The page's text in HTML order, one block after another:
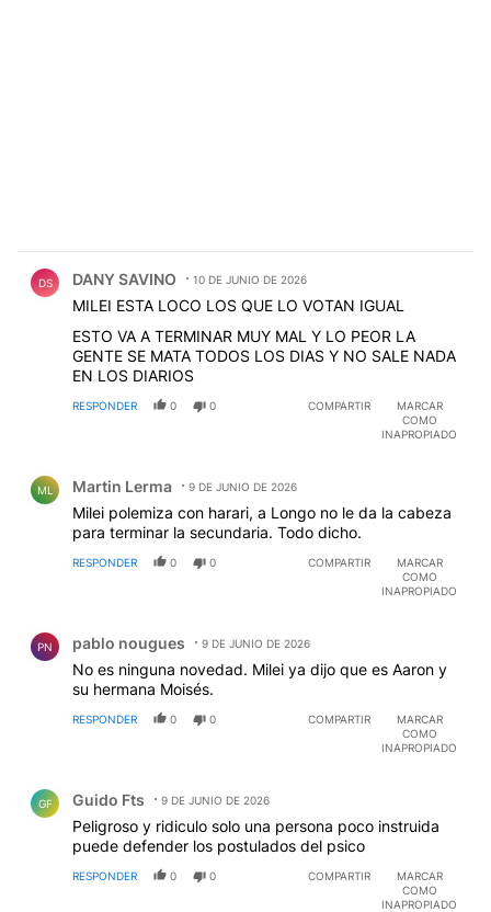
DS DANY SAVINO 10 DE JUNIO DE 2026
MILEI ESTA LOCO LOS QUE LO VOTAN IGUAL
ESTO VA A TERMINAR MUY MAL Y LO PEOR LA
GENTE SE MATA TODOS LOS DIAS Y NO SALE NADA
EN LOS DIARIOS
RESPONDER 0 0 COMPARTIR
MARCAR
COMO
INAPROPIADO
ML Martin Lerma 9 DE JUNIO DE 2026
Milei polemiza con harari, a Longo no le da la cabeza
para terminar la secundaria. Todo dicho.
RESPONDER 0 0 COMPARTIR
MARCAR
COMO
INAPROPIADO
PN pablo nougues 9 DE JUNIO DE 2026
No es ninguna novedad. Milei ya dijo que es Aaron y
su hermana Moisés.
RESPONDER 0 0 COMPARTIR
MARCAR
COMO
INAPROPIADO
GF Guido Fts 9 DE JUNIO DE 2026
Peligroso y ridiculo solo una persona poco instruida
puede defender los postulados del psico
RESPONDER 0 0 COMPARTIR
MARCAR
COMO
INAPROPIADO